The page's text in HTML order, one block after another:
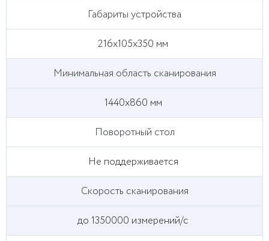
Габариты устройства
216х105х350 мм
Минимальная область сканирования
1440х860 мм
Поворотный стол
Не поддерживается
Скорость сканирования
до 1350000 измерений/с